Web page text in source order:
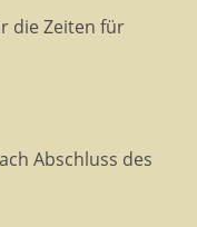
die Zeiten für
Abschluss des